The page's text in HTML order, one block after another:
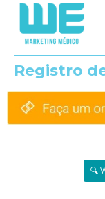
Registro
🔍